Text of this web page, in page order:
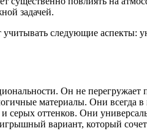
задачей.
следующие аспекты:
Он не
материалы. Они всегда
оттенков. Они
вариант, который